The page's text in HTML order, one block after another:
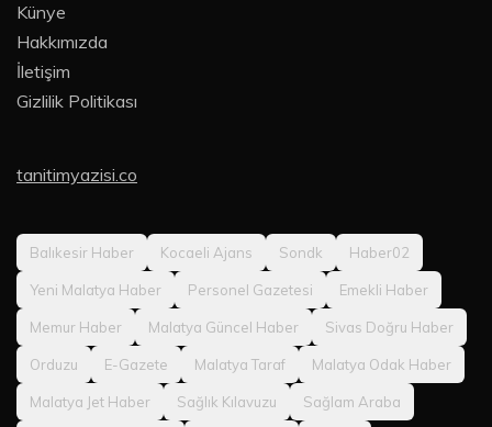
Künye
Hakkımızda
İletişim
Gizlilik Politikası
tanitimyazisi.co
Balıkesir Haber Kocaeli Ajans Sondk Haber02
Yeni Malatya Haber Personel Gazetesi Emekli Haber
Memur Haber Malatya Güncel Haber Sivas Doğru Haber
Orduzu E-Gazete Malatya Taraf Malatya Odak Haber
Malatya Jet Haber Sağlık Kılavuzu Sağlam Araba